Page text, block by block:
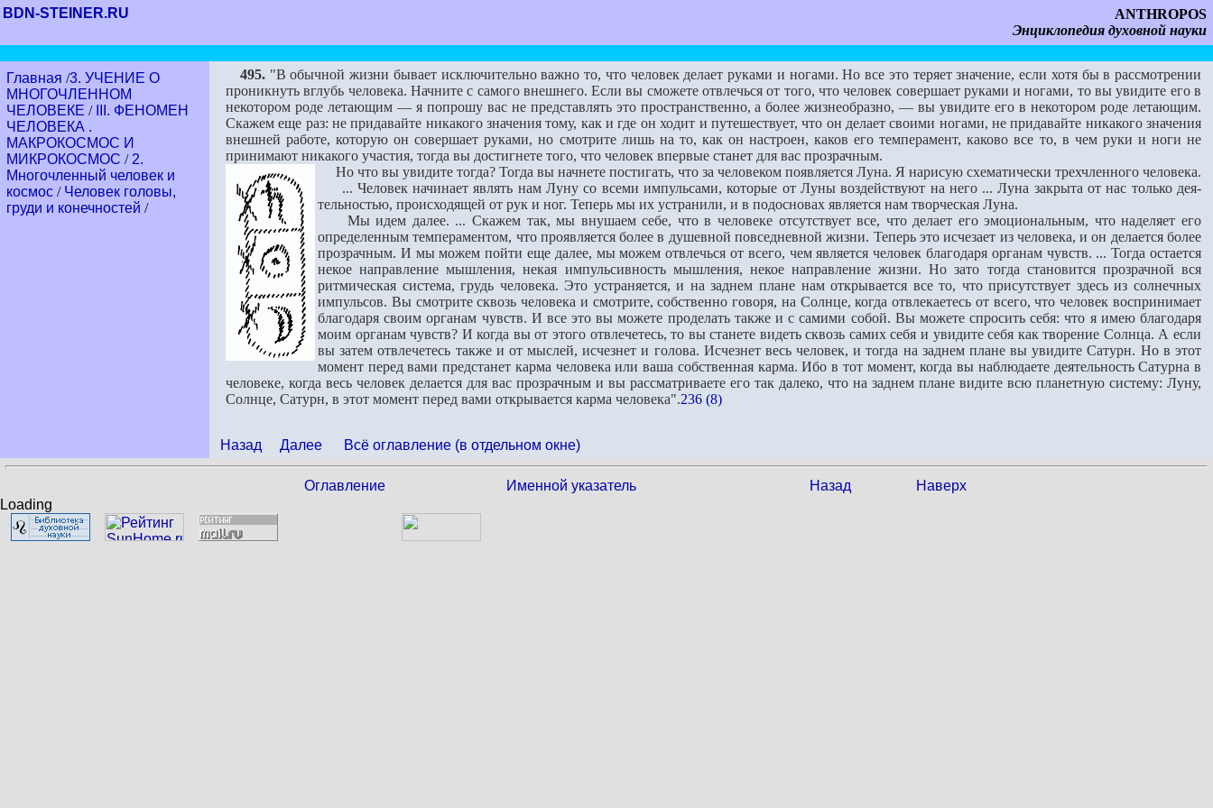
BDN-STEINER.RU
ANTHROPOS
Энциклопедия духовной науки
Главная /3. УЧЕНИЕ О
МНОГОЧЛЕННОМ
ЧЕЛОВЕКЕ /
III. ФЕНОМЕН
ЧЕЛОВЕКА .
МАКРОКОСМОС И
МИКРОКОСМОС / 2.
Многочленный человек и
космос / Человек головы,
груди и конечностей /
495. "В обычной жизни бывает исключительно важно то, что человек делает руками и ногами. Но все это теряет значение, если хотя бы в рассмотрении
проникнуть вглубь человека. Начните с самого внеш­него. Если вы сможете отвлечься от того, что человек совершает руками и ногами, то вы увидите его в
некотором роде летающим — я попрошу вас не представлять это пространственно, а более жизнеобразно, — вы увидите его в некотором роде летающим.
Скажем еще раз: не придавайте никакого значения то­му, как и где он ходит и путешествует, что он делает своими ногами, не придавайте никакого значе­ния
внешней работе, которую он совершает руками, но смотрите лишь на то, как он настроен, каков его темперамент, каково все то, в чем руки и ноги не
принимают никакого участия, тогда вы достигне­те того, что человек впервые станет для вас прозрачным.
Но что вы увидите тогда? Тогда вы начнете постигать, что за человеком появляется Луна. Я нарисую схематически трехчленного человека.
... Человек начинает являть нам Луну со всеми импульсами, которые от Луны воздействуют на него ... Луна закрыта от нас только дея­
тельностью, происходящей от рук и ног. Теперь мы их устранили, и в подосновах явля­ется нам творческая Луна.
Мы идем далее. ... Скажем так, мы внушаем себе, что в человеке отсутствует все, что делает его эмоциональным, что наделяет его
определен­ным темпераментом, что проявляется более в душевной повседневной жизни. Теперь это исчезает из человека, и он делается более
прозрачным. И мы можем пойти еще далее, мы мо­жем отвлечься от всего, чем является человек благодаря органам чувств. ... Тог­да остается
некое направление мышления, некая импульсивность мышления, некое направление жизни. Но зато тогда становится прозрачной вся
ритмическая система, грудь че­ловека. Это устраняется, и на заднем плане нам открывается все то, что присутст­вует здесь из солнечных
импульсов. Вы смотрите сквозь человека и смотрите, собственно го­воря, на Солнце, когда отвлекаетесь от всего, что человек воспринимает
благода­ря своим органам чувств. И все это вы можете проделать также и с самими собой. Вы можете спросить себя: что я имею благодаря
моим органам чувств? И когда вы от этого отвлечетесь, то вы станете видеть сквозь самих себя и увидите себя как творение Солнца. А если
вы затем отвлечетесь также и от мыслей, исчезнет и голова. Исчезнет весь человек, и тогда на заднем плане вы увидите Сатурн. Но в этот
момент перед вами предстанет карма чело­века или ваша собственная карма. Ибо в тот момент, когда вы наблюдаете деятельность Сатурна в
чело­веке, когда весь человек делается для вас прозрачным и вы рассматриваете его так далеко, что на за­днем плане видите всю планетную систему: Луну,
Солнце, Сатурн, в этот момент перед вами открывает­ся карма человека".236 (8)
Назад Далее Всё оглавление (в отдельном окне)
Оглавление Именной указатель Назад
Наверх
Loading